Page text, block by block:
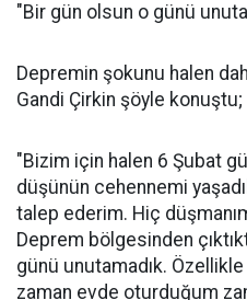
"Bir gün olsun o günü
Depremin şokunu halen
Gandi Çirkin şöyle konuştu;
"Bizim için halen 6 Şubat
düşünün cehennemi
talep ederim. Hiç
Deprem bölgesinden
günü unutamadık.
zaman evde oturduğum